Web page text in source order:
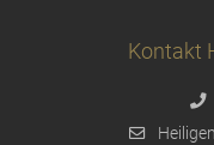
Kontakt